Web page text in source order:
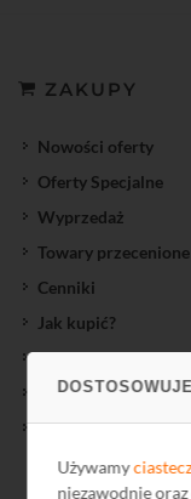
Używamy
niezawodnie
ZAKUPY
Nowości oferty
Oferty Specjalne
Wyprzedaż
Towary przecenione
Cenniki
Jak kupić?
Regulamin
Gwarancja
Reklamacje